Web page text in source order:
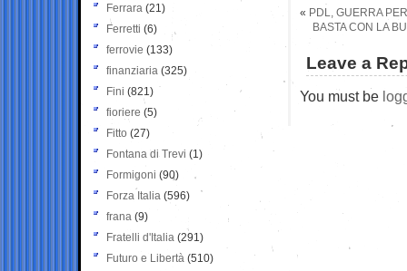
« PDL, GUERRA
BASTA CON LA
Leave a
You must be
Ferrara (21)
Ferretti (6)
ferrovie (133)
finanziaria (325)
Fini (821)
fioriere (5)
Fitto (27)
Fontana di Trevi (1)
Formigoni (90)
Forza Italia (596)
frana (9)
Fratelli d'Italia (291)
Futuro e Libertà (510)